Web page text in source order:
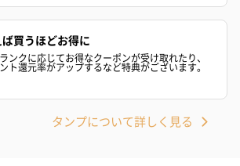
買うほどお得に
ンクに応じてお得なクーポンが受け取れたり、
ト還元率がアップするなど特典がございます。
タンプについて詳しく見る